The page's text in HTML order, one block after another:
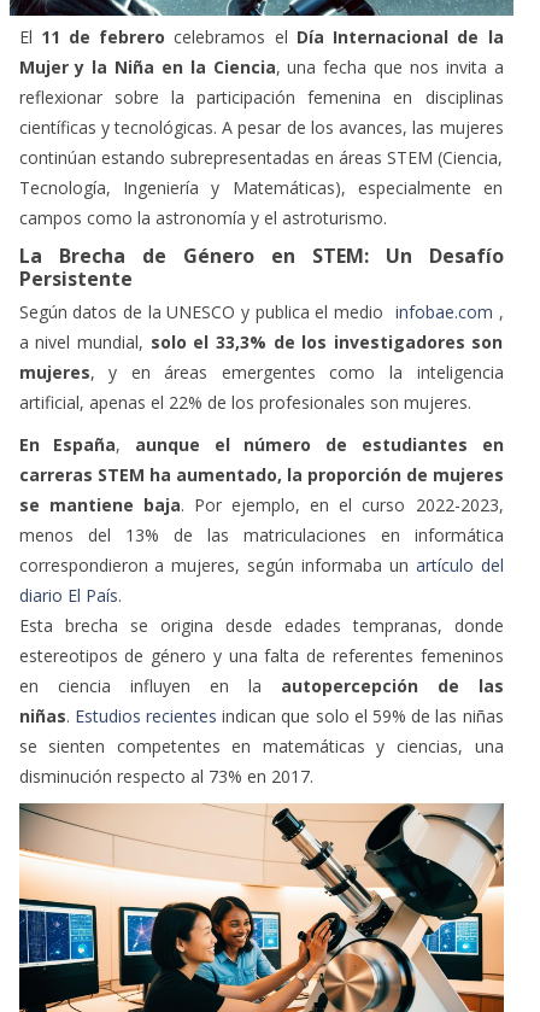
El 11 de febrero celebramos el Día Internacional de la
Mujer y la Niña en la Ciencia, una fecha que nos invita a
reflexionar sobre la participación femenina en disciplinas
científicas y tecnológicas. A pesar de los avances, las mujeres
continúan estando subrepresentadas en áreas STEM (Ciencia,
Tecnología, Ingeniería y Matemáticas), especialmente en
campos como la astronomía y el astroturismo.
La Brecha de Género en STEM: Un Desafío
Persistente
Según datos de la UNESCO y publica el medio infobae.com ,
a nivel mundial, solo el 33,3% de los investigadores son
mujeres, y en áreas emergentes como la inteligencia
artificial, apenas el 22% de los profesionales son mujeres.
En España, aunque el número de estudiantes en
carreras STEM ha aumentado, la proporción de mujeres
se mantiene baja. Por ejemplo, en el curso 2022-2023,
menos del 13% de las matriculaciones en informática
correspondieron a mujeres, según informaba un artículo del
diario El País.
Esta brecha se origina desde edades tempranas, donde
estereotipos de género y una falta de referentes femeninos
en ciencia influyen en la autopercepción de las
niñas. Estudios recientes indican que solo el 59% de las niñas
se sienten competentes en matemáticas y ciencias, una
disminución respecto al 73% en 2017.